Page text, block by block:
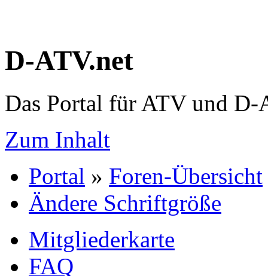
D-ATV.net
Das Portal für ATV und D-
Zum Inhalt
Portal » Foren-Übersicht
Ändere Schriftgröße
Mitgliederkarte
FAQ